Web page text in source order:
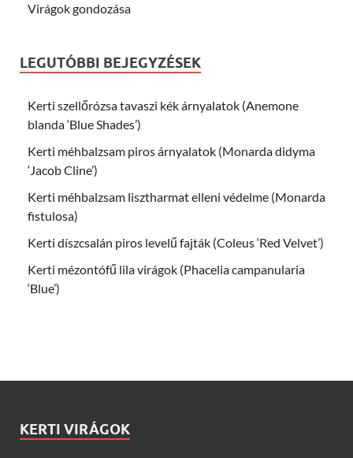
Virágok gondozása
LEGUTÓBBI BEJEGYZÉSEK
Kerti szellőrózsa tavaszi kék árnyalatok (Anemone
blanda ‘Blue Shades’)
Kerti méhbalzsam piros árnyalatok (Monarda didyma
‘Jacob Cline’)
Kerti méhbalzsam lisztharmat elleni védelme (Monarda
fistulosa)
Kerti díszcsalán piros levelű fajták (Coleus ‘Red Velvet’)
Kerti mézontófű lila virágok (Phacelia campanularia
‘Blue’)
KERTI VIRÁGOK